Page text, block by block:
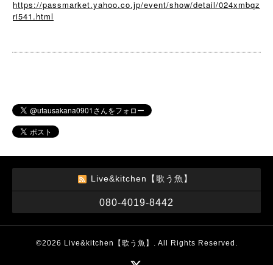
https://passmarket.yahoo.co.jp/event/show/detail/024xmbqz
ri541.html
Live&kitchen【歌う魚】
080-4019-8442
©2026 Live&kitchen【歌う魚】 . All Rights Reserved.